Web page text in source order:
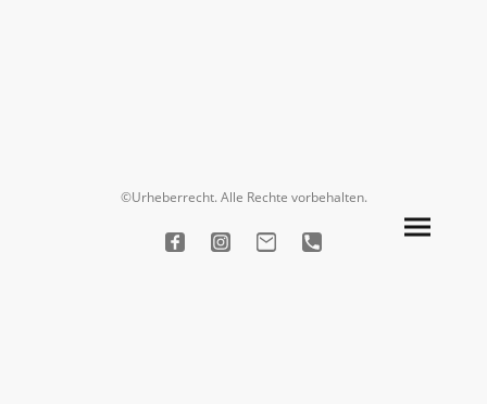
©Urheberrecht. Alle Rechte vorbehalten.